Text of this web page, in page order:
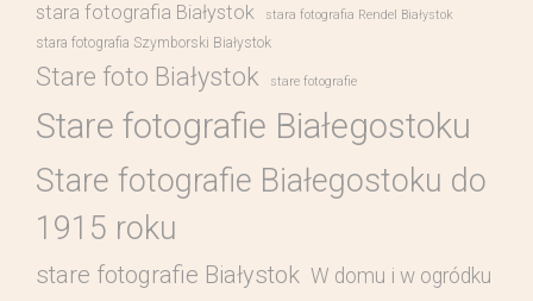
stara fotografia Białystok stara fotografia Rendel Białystok
stara fotografia Szymborski Białystok
Stare foto Białystok stare fotografie
Stare fotografie Białegostoku
Stare fotografie Białegostoku do
1915 roku
stare fotografie Białystok W domu i w ogródku